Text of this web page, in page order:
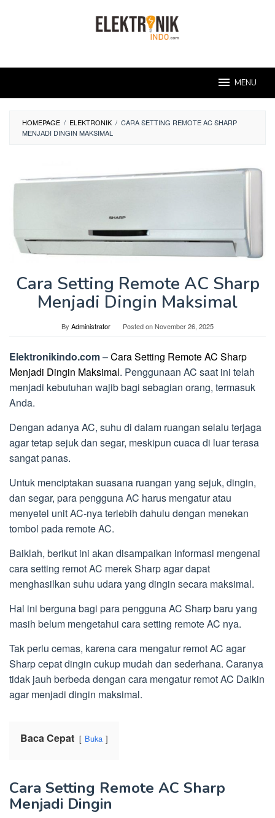
MENU
HOMEPAGE / ELEKTRONIK / CARA SETTING REMOTE AC SHARP
MENJADI DINGIN MAKSIMAL
Cara Setting Remote AC Sharp
Menjadi Dingin Maksimal
By Administrator Posted onNovember 26, 2025
Elektronikindo.com–Cara Setting Remote AC Sharp
Menjadi Dingin Maksimal. Penggunaan AC saat ini telah
menjadi kebutuhan wajib bagi sebagian orang, termasuk
Anda.
Dengan adanya AC, suhu di dalam ruangan selalu terjaga
agar tetap sejuk dan segar, meskipun cuaca di luar terasa
sangat panas.
Untuk menciptakan suasana ruangan yang sejuk, dingin,
dan segar, para pengguna AC harus mengatur atau
menyetel unit AC-nya terlebih dahulu dengan menekan
tombol pada remote AC.
Baiklah, berikut ini akan disampaikan informasi mengenai
cara setting remot AC merek Sharp agar dapat
menghasilkan suhu udara yang dingin secara maksimal.
Hal ini berguna bagi para pengguna AC Sharp baru yang
masih belum mengetahui cara setting remote AC nya.
Tak perlu cemas, karena cara mengatur remot AC agar
Sharp cepat dingin cukup mudah dan sederhana. Caranya
tidak jauh berbeda dengan cara mengatur remot AC Daikin
agar menjadi dingin maksimal.
Baca Cepat Buka
Cara Setting Remote AC Sharp
Menjadi Dingin